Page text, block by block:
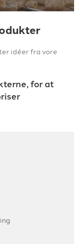
idéer fra vore
for at